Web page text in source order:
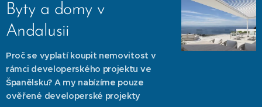
Byty a domy v
Andalusii
Proč se vyplatí koupit nemovitost v
rámci developerského projektu ve
Španělsku? A my nabízíme pouze
ověřené developerské projekty